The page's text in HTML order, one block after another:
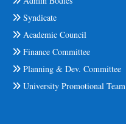
Syndicate
Academic Council
Finance Committee
Planning & Dev. Committee
University Promotional Team